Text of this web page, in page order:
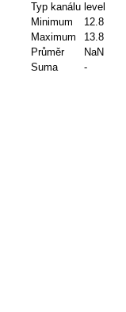
Typ kanálu level
Minimum
12.8
Maximum
13.8
Průměr
NaN
Suma
-